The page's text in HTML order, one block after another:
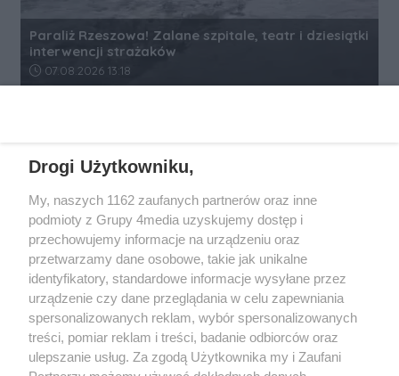
Paraliż Rzeszowa! Zalane szpitale, teatr i dziesiątki
interwencji strażaków
Data dodania artykułu:
07.08.2026 13:18
Wydawcąrzeszow-info.pljest:
FUNDACJA MEDIÓW NIEZALEŻNYCH LIBERTAS
ul. Kopernika 10, 35-002 Rzeszów
Drogi Użytkowniku,
My, naszych 1162 zaufanych partnerów oraz inne
podmioty z Grupy 4media uzyskujemy dostęp i
przechowujemy informacje na urządzeniu oraz
przetwarzamy dane osobowe, takie jak unikalne
identyfikatory, standardowe informacje wysyłane przez
urządzenie czy dane przeglądania w celu zapewniania
spersonalizowanych reklam, wybór spersonalizowanych
treści, pomiar reklam i treści, badanie odbiorców oraz
ulepszanie usług. Za zgodą Użytkownika my i Zaufani